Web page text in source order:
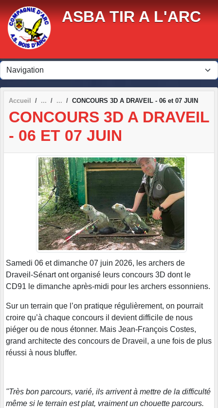
ASBA TIR A L'ARC
Accueil CONCOURS 3D A DRAVEIL - 06 et 07 JUIN
CONCOURS 3D A DRAVEIL
- 06 ET 07 JUIN
Samedi 06 et dimanche 07 juin 2026, les archers de
Draveil-Sénart ont organisé leurs concours 3D dont le
CD91 le dimanche après-midi pour les archers essonniens.
Sur un terrain que l’on pratique régulièrement, on pourrait
croire qu’à chaque concours il devient difficile de nous
piéger ou de nous étonner. Mais Jean‑François Costes,
grand architecte des concours de Draveil, a une fois de plus
réussi à nous bluffer.
"Très bon parcours, varié, ils arrivent à mettre de la difficulté
même si le terrain est plat, vraiment un chouette parcours.
Panneau de gestion des cookies